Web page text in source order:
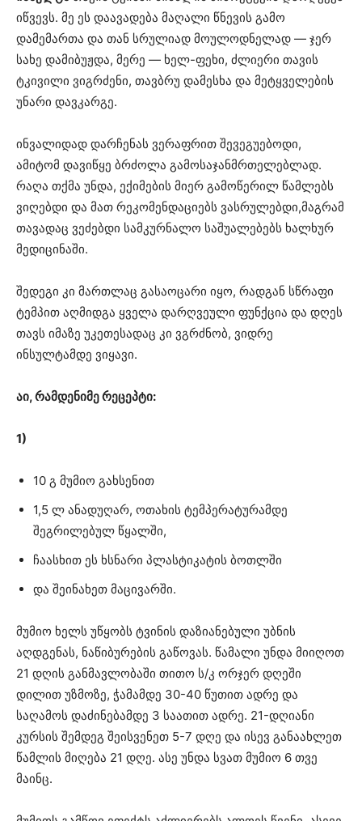
იწვევს. მე ეს დაავადება მაღალი წნევის გამო
დამემართა და თან სრულიად მოულოდნელად — ჯერ
სახე დამიბუჟდა, მერე — ხელ-ფეხი, ძლიერი თავის
ტკივილი ვიგრძენი, თავბრუ დამესხა და მეტყველების
უნარი დავკარგე.
ინვალიდად დარჩენას ვერაფრით შევეგუებოდი,
ამიტომ დავიწყე ბრძოლა გამოსაჯანმრთელებლად.
რაღა თქმა უნდა, ექიმების მიერ გამოწერილ წამლებს
ვიღებდი და მათ რეკომენდაციებს ვასრულებდი,მაგრამ
თავადაც ვეძებდი სამკურნალო საშუალებებს ხალხურ
მედიცინაში.
შედეგი კი მართლაც გასაოცარი იყო, რადგან სწრაფი
ტემპით აღმიდგა ყველა დარღვეული ფუნქცია და დღეს
თავს იმაზე უკეთესადაც კი ვგრძნობ, ვიდრე
ინსულტამდე ვიყავი.
აი, რამდენიმე რეცეპტი:
1)
10 გ მუმიო გახსენით
1,5 ლ ანადუღარ, ოთახის ტემპერატურამდე
შეგრილებულ წყალში,
ჩაასხით ეს ხსნარი პლასტიკატის ბოთლში
და შეინახეთ მაცივარში.
მუმიო ხელს უწყობს ტვინის დაზიანებული უბნის
აღდგენას, ნაწიბურების გაწოვას. წამალი უნდა მიიღოთ
21 დღის განმავლობაში თითო ს/კ ორჯერ დღეში
დილით უზმოზე, ჭამამდე 30-40 წუთით ადრე და
საღამოს დაძინებამდე 3 საათით ადრე. 21-დღიანი
კურსის შემდეგ შეისვენეთ 5-7 დღე და ისევ განაახლეთ
წამლის მიღება 21 დღე. ასე უნდა სვათ მუმიო 6 თვე
მაინც.